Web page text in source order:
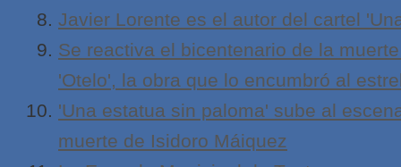
Javier Lorente es el autor del cartel
Se reactiva el bicentenario de la
'Otelo', la obra que lo encumbró al
'Una estatua sin paloma' sube al
muerte de Isidoro Máiquez